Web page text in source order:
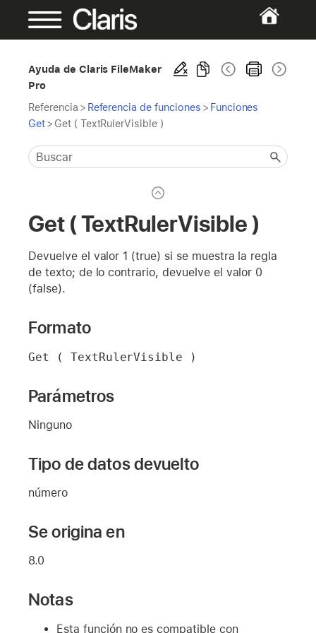
Ayuda de Claris FileMaker
Pro
Referencia > Referencia de funciones > Funciones
Get> Get ( TextRulerVisible )
Get ( TextRulerVisible )
Devuelve el valor 1 (true) si se muestra la regla
de texto; de lo contrario, devuelve el valor 0
(false).
Formato
Get ( TextRulerVisible )
Parámetros
Ninguno
Tipo de datos devuelto
número
Se origina en
8.0
Notas
Esta función no es compatible con